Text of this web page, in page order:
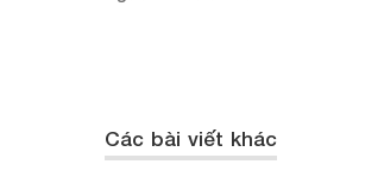
Các bài viết khác